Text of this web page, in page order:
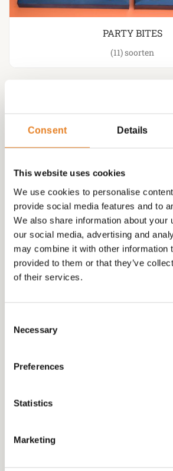
Consent Details
This website uses cookies
We use cookies to personalise
provide social media features and to
We also share information about your
our social media, advertising and
may combine it with other information
provided to them or that they’ve
of their services.
Selection
Necessary
Preferences
Statistics
Marketing
PARTY BITES
(11)
VEGETARISCHE HAPJES ( VEEL